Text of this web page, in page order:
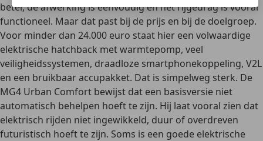
beter, de afwerking is eenvoudig en het rijgedrag is vooral
functioneel. Maar dat past bij de prijs en bij de doelgroep.
Voor minder dan 24.000 euro staat hier een volwaardige
elektrische hatchback met warmtepomp, veel
veiligheidssystemen, draadloze smartphonekoppeling, V2L
en een bruikbaar accupakket. Dat is simpelweg sterk. De
MG4 Urban Comfort bewijst dat een basisversie niet
automatisch behelpen hoeft te zijn. Hij laat vooral zien dat
elektrisch rijden niet ingewikkeld, duur of overdreven
futuristisch hoeft te zijn. Soms is een goede elektrische